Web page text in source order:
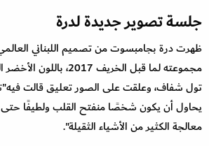
جلسة تصوير جديدة لدرة
ظهرت درة بجامبسوت من تصميم اللبناني
مجموعته لما قبل الخريف
تول شفاف، وعلقت على الصور تعليق قالت
يحاول أن يكون شخصًا منفتح القلب ولطيفًا حتى
معالجة الكثير من الأشياء الثقيلة".